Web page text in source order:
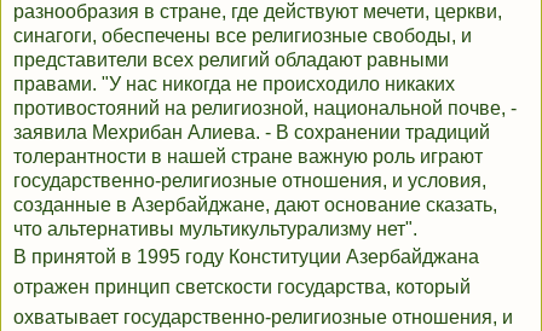
разнообразия в стране, где действуют мечети, церкви,
синагоги, обеспечены все религиозные свободы, и
представители всех религий обладают равными
правами. "У нас никогда не происходило никаких
противостояний на религиозной, национальной почве, -
заявила Мехрибан Алиева. - В сохранении традиций
толерантности в нашей стране важную роль играют
государственно-религиозные отношения, и условия,
созданные в Азербайджане, дают основание сказать,
что альтернативы мультикультурализму нет".
В принятой в 1995 году Конституции Азербайджана
отражен принцип светскости государства, который
охватывает государственно-религиозные отношения, и